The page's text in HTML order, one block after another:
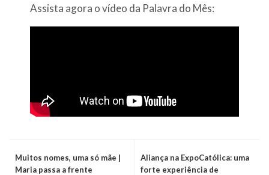
Assista agora o vídeo da Palavra do Mês:
Muitos nomes, uma só mãe |
Maria passa a frente
Aliança na ExpoCatólica: uma
forte experiência de